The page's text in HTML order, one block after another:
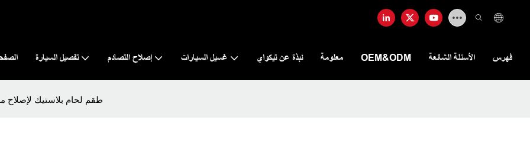
تفصيل السيارة إصلاح التصادم غسيل السيارات نبذة عن تيكواي معلومة OEM&ODM الأسئلة الشائعة فهرس
طقم لحام بلاستيك لإصلاح